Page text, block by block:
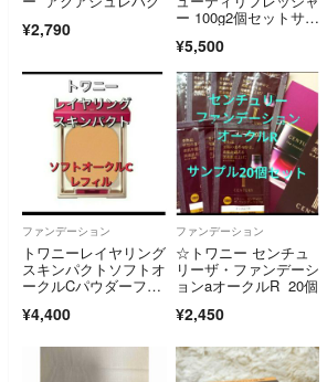
¥2,790
ー 100g2個セットサン
¥5,500
ファンデーション
トワニーレイヤリング
スキンパクトソフトオ
ークルCパウダーファ
¥4,400
ファンデーション
☆トワニー センチュ
リーザ・ファンデーシ
ョンaオークルR 20個
¥2,450